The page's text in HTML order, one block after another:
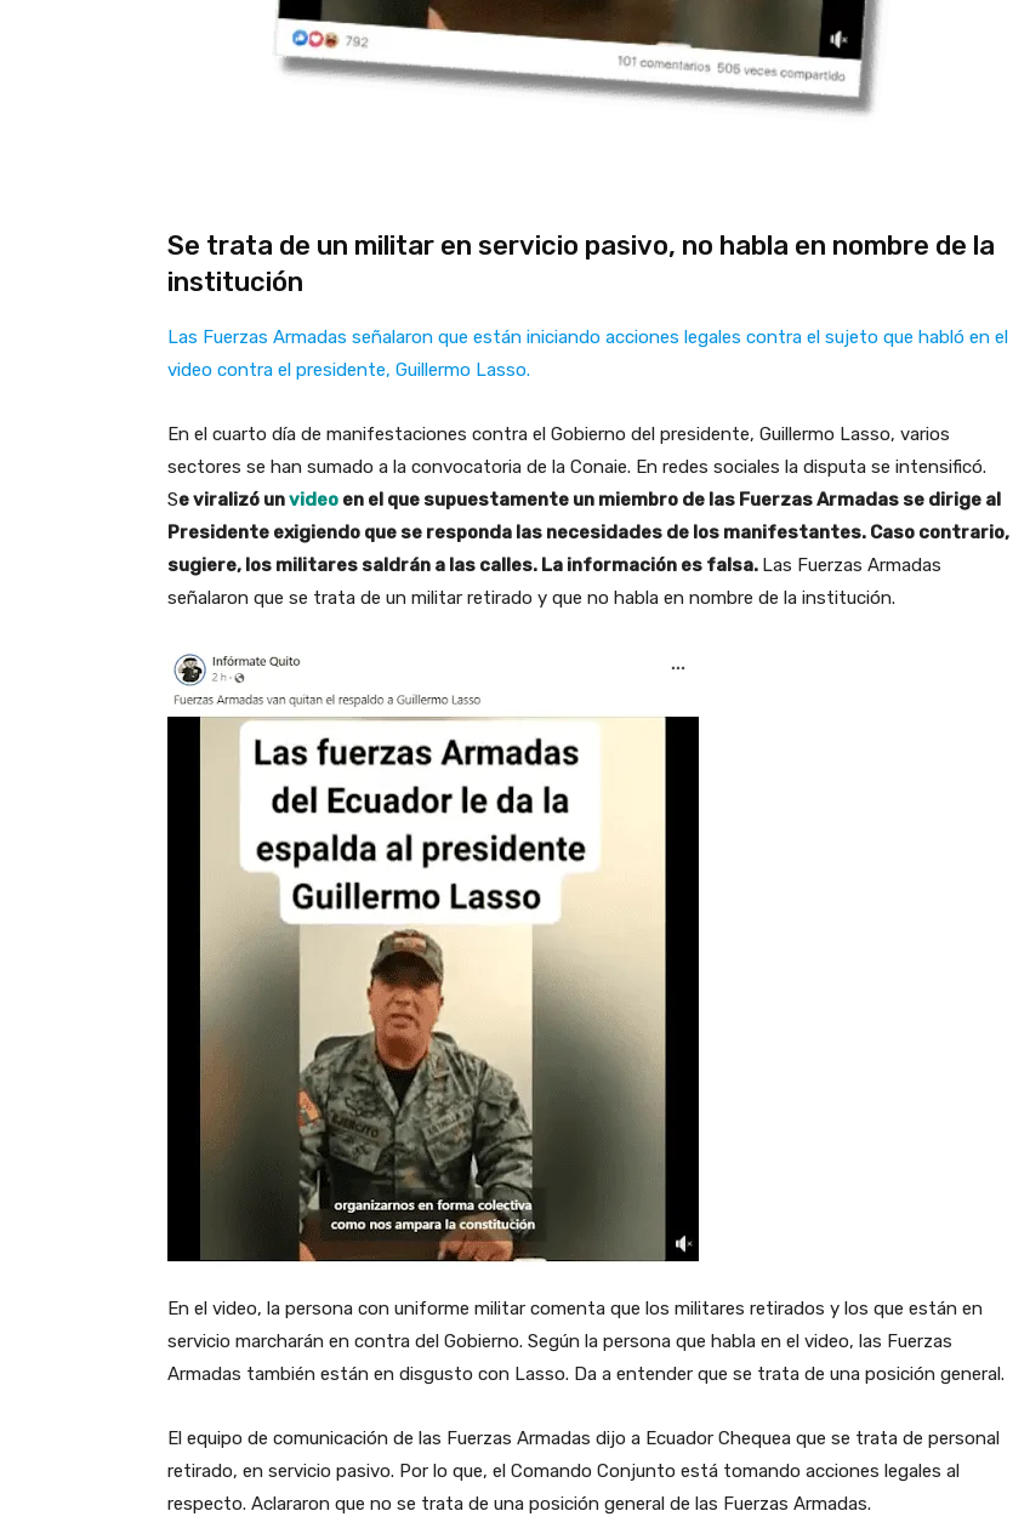
Se trata de un militar en servicio pasivo, no habla en nombre de la
institución
Las Fuerzas Armadas señalaron que están iniciando acciones legales contra el sujeto que habló en el
video contra el presidente, Guillermo Lasso.
En el cuarto día de manifestaciones contra el Gobierno del presidente, Guillermo Lasso, varios
sectores se han sumado a la convocatoria de la Conaie. En redes sociales la disputa se intensificó.
Se viralizó unvideo en el que supuestamente un miembro de las Fuerzas Armadas se dirige al
Presidente exigiendo que se responda las necesidades de los manifestantes. Caso contrario,
sugiere, los militares saldrán a las calles. La información es falsa. Las Fuerzas Armadas
señalaron que se trata de un militar retirado y que no habla en nombre de la institución.
En el video, la persona con uniforme militar comenta que los militares retirados y los que están en
servicio marcharán en contra del Gobierno. Según la persona que habla en el video, las Fuerzas
Armadas también están en disgusto con Lasso. Da a entender que se trata de una posición general.
El equipo de comunicación de las Fuerzas Armadas dijo a Ecuador Chequea que se trata de personal
retirado, en servicio pasivo. Por lo que, el Comando Conjunto está tomando acciones legales al
respecto. Aclararon que no se trata de una posición general de las Fuerzas Armadas.